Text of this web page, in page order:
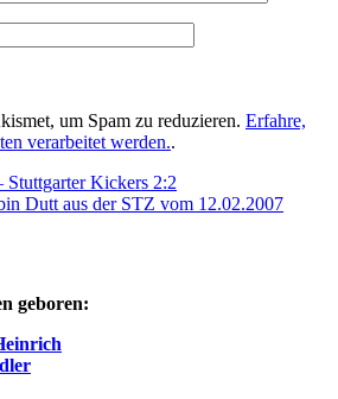
um Spam zu reduzieren. Erfahre,
verarbeitet werden..
Kickers 2:2
Dutt aus der STZ vom 12.02.2007
geboren: